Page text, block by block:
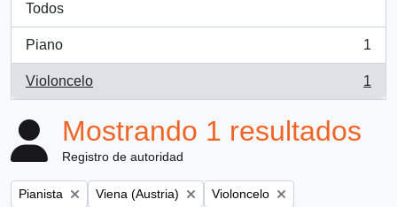
Todos
Piano
, 1 resultados
1
Violoncelo
, 1 resultados
1
Mostrando 1 resultados
Registro de autoridad
Remove filter:
Pianista Remove filter:
Viena (Austria) Remove filter:
Violoncelo